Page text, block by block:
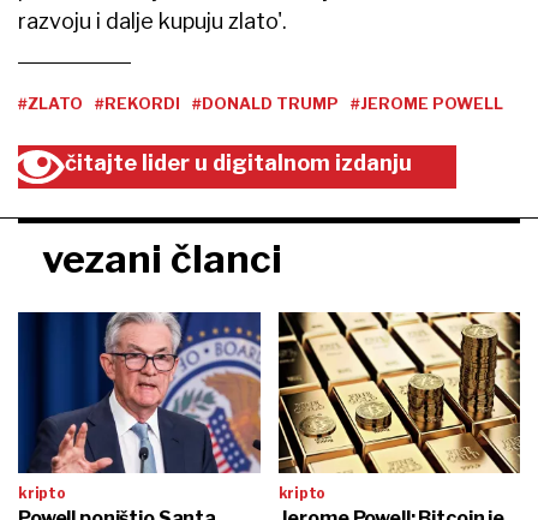
razvoju i dalje kupuju zlato'.
#ZLATO #REKORDI #DONALD TRUMP #JEROME POWELL
čitajte lider u digitalnom izdanju
vezani članci
kripto kripto